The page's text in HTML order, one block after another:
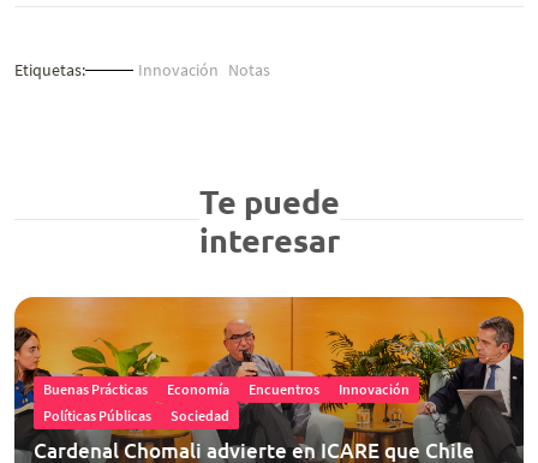
Etiquetas: Innovación Notas
Te puede
interesar
Buenas Prácticas Economía Encuentros
Innovación
Políticas Públicas
Sociedad
Cardenal Chomali advierte en ICARE que Chile